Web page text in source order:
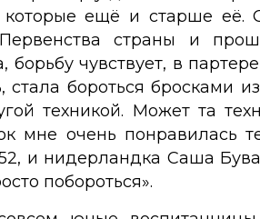
которые ещё и старше её.
страны и
борьбу чувствует, в
стала бороться бросками
техникой. Может та
мне очень понравилась
и нидерландка Саша
побороться».